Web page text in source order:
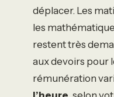
déplacer. Les
les
restent très
aux devoirs pour
rémunération